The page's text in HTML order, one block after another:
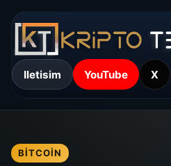
Iletisim YouTube X
BITCOIN